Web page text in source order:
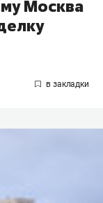
Москва